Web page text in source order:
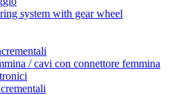
system with gear wheel
/ cavi con connettore femmina